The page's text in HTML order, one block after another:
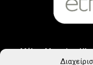
Μέλος Μητρώου